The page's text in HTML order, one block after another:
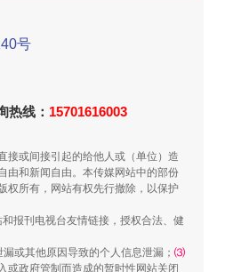
款13万，颠沛流离20年
号
热线： 15701616003
接或间接引起的给他人或（单位）造
由和新闻自由。本传媒网站中的部份
权所有，网站有权先行撤除，以保护
报刊电视台友情链接，授权合法、健
或其他原因导致的个人信息泄漏； ⑶
或政府管制而造成的暂时性网站关闭